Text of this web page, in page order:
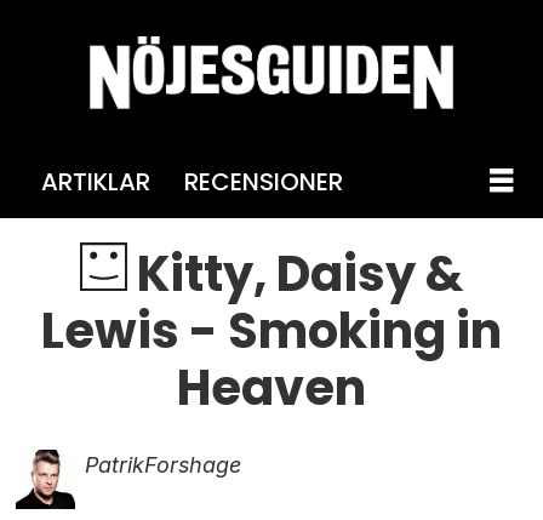
ARTIKLAR RECENSIONER
Kitty, Daisy &
Lewis - Smoking in
Heaven
PatrikForshage